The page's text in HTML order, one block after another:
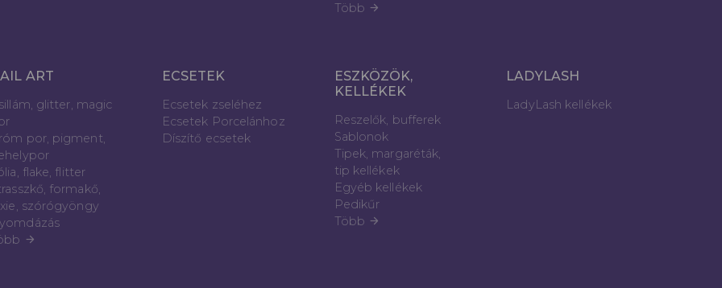
Több arrow_forward
ART
glitter, magic
por, pigment,
flake, flitter
formakő,
szórógyöngy
arrow_forward
ECSETEK
Ecsetek zseléhez
Ecsetek Porcelánhoz
Díszítő ecsetek
ESZKÖZÖK,
KELLÉKEK
Reszelők, bufferek
Sablonok
Tipek, margaréták,
tip kellékek
Egyéb kellékek
Pedikűr
Több arrow_forward
LADYLASH
LadyLash kellékek